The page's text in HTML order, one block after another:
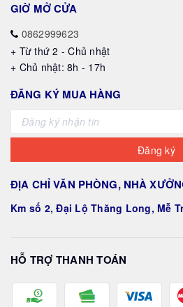
GIỜ MỞ CỬA
0862999623
+ Từ thứ 2 - Chủ nhật
+ Chủ nhật: 8h - 17h
ĐĂNG KÝ MUA HÀNG
Đăng ký
ĐỊA CHỈ VĂN PHÒNG, NHÀ
Km số 2, Đại Lộ Thăng Long, Mễ
HỖ TRỢ THANH TOÁN